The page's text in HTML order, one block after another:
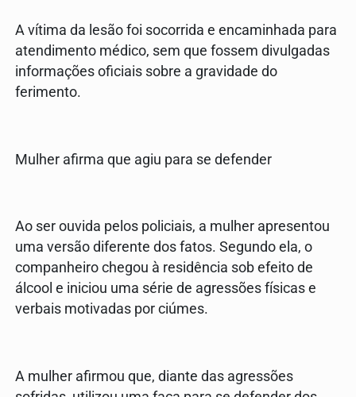
A vítima da lesão foi socorrida e encaminhada para
atendimento médico, sem que fossem divulgadas
informações oficiais sobre a gravidade do
ferimento.
Mulher afirma que agiu para se defender
Ao ser ouvida pelos policiais, a mulher apresentou
uma versão diferente dos fatos. Segundo ela, o
companheiro chegou à residência sob efeito de
álcool e iniciou uma série de agressões físicas e
verbais motivadas por ciúmes.
A mulher afirmou que, diante das agressões